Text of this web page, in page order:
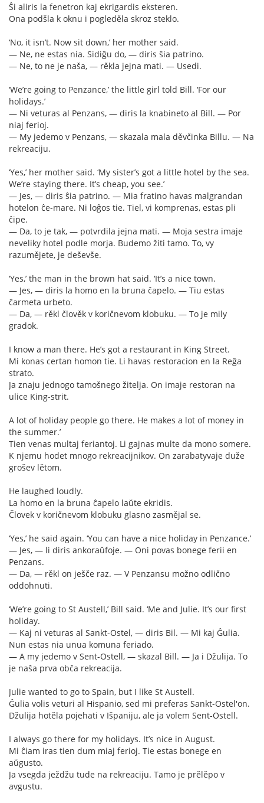
Ŝi aliris la fenetron kaj ekrigardis eksteren.
Ona podšla k oknu i pogleděla skroz steklo.
‘No, it isn’t. Now sit down,’ her mother said.
— Ne, ne estas nia. Sidiĝu do, — diris ŝia patrino.
— Ne, to ne je naša, — rěkla jejna mati. — Usedi.
‘We’re going to Penzance,’ the little girl told Bill. ‘For our
holidays.’
— Ni veturas al Penzans, — diris la knabineto al Bill. — Por
niaj ferioj.
— My jedemo v Penzans, — skazala mala děvčinka Billu. — Na
rekreaciju.
‘Yes,’ her mother said. ‘My sister’s got a little hotel by the sea.
We’re staying there. It’s cheap, you see.’
— Jes, — diris ŝia patrino. — Mia fratino havas malgrandan
hotelon ĉe-mare. Ni loĝos tie. Tiel, vi komprenas, estas pli
ĉipe.
— Da, to je tak, — potvrdila jejna mati. — Moja sestra imaje
neveliky hotel podle morja. Budemo žiti tamo. To, vy
razumějete, je deševše.
‘Yes,’ the man in the brown hat said. ‘It’s a nice town.
— Jes, — diris la homo en la bruna ĉapelo. — Tiu estas
ĉarmeta urbeto.
— Da, — rěkl člověk v koričnevom klobuku. — To je mily
gradok.
I know a man there. He’s got a restaurant in King Street.
Mi konas certan homon tie. Li havas restoracion en la Reĝa
strato.
Ja znaju jednogo tamošnego žitelja. On imaje restoran na
ulice King-strit.
A lot of holiday people go there. He makes a lot of money in
the summer.’
Tien venas multaj feriantoj. Li gajnas multe da mono somere.
K njemu hodet mnogo rekreacijnikov. On zarabatyvaje duže
grošev lětom.
He laughed loudly.
La homo en la bruna ĉapelo laŭte ekridis.
Človek v koričnevom klobuku glasno zasmějal se.
‘Yes,’ he said again. ‘You can have a nice holiday in Penzance.’
— Jes, — li diris ankoraŭfoje. — Oni povas bonege ferii en
Penzans.
— Da, — rěkl on ješče raz. — V Penzansu možno odlično
oddohnuti.
‘We’re going to St Austell,’ Bill said. ‘Me and Julie. It’s our first
holiday.
— Kaj ni veturas al Sankt-Ostel, — diris Bil. — Mi kaj Ĝulia.
Nun estas nia unua komuna feriado.
— A my jedemo v Sent-Ostell, — skazal Bill. — Ja i Džulija. To
je naša prva obča rekreacija.
Julie wanted to go to Spain, but I like St Austell.
Ĝulia volis veturi al Hispanio, sed mi preferas Sankt-Ostel'on.
Džulija hotěla pojehati v Išpaniju, ale ja volem Sent-Ostell.
I always go there for my holidays. It’s nice in August.
Mi ĉiam iras tien dum miaj ferioj. Tie estas bonege en
aŭgusto.
Ja vsegda ježdžu tude na rekreaciju. Tamo je prělěpo v
avgustu.